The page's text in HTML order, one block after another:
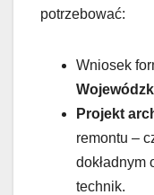
potrzebować:
Wniosek
Projekt
remontu –
dokładnym
technik.